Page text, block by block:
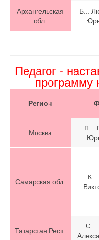
Архангельская
обл.
Б...
Педагог -
программу
Регион
Москва
П...
Самарская обл.
Татарстан Респ.
С...